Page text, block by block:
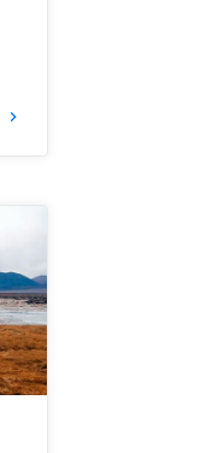
keyboard_arrow_right